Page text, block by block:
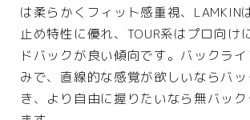
は柔らかくフィット感重視、LAMKIN
止め特性に優れ、TOUR系はプロ向け
ドバックが良い傾向です。バックラ
みで、直線的な感覚が欲しいならバ
き、より自由に握りたいなら無バッ